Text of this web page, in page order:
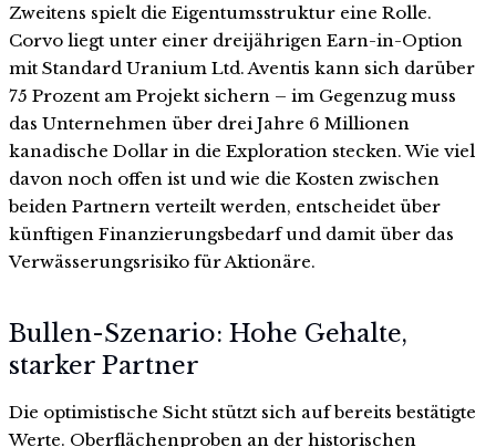
Zweitens spielt die Eigentumsstruktur eine Rolle.
Corvo liegt unter einer dreijährigen Earn-in-Option
mit Standard Uranium Ltd. Aventis kann sich darüber
75 Prozent am Projekt sichern – im Gegenzug muss
das Unternehmen über drei Jahre 6 Millionen
kanadische Dollar in die Exploration stecken. Wie viel
davon noch offen ist und wie die Kosten zwischen
beiden Partnern verteilt werden, entscheidet über
künftigen Finanzierungsbedarf und damit über das
Verwässerungsrisiko für Aktionäre.
Bullen-Szenario: Hohe Gehalte,
starker Partner
Die optimistische Sicht stützt sich auf bereits bestätigte
Werte. Oberflächenproben an der historischen